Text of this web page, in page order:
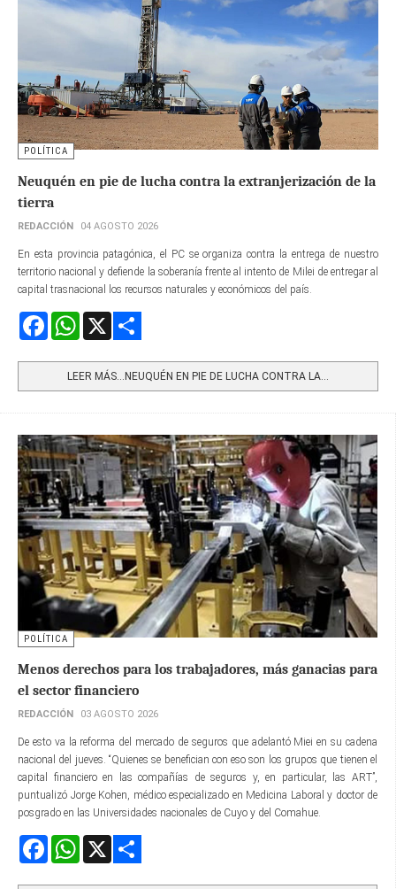
POLÍTICA
Neuquén en pie de lucha contra la extranjerización de la
tierra
REDACCIÓN 04 AGOSTO 2026
En esta provincia patagónica, el PC se organiza contra la entrega de nuestro
territorio nacional y defiende la soberanía frente al intento de Milei de entregar al
capital trasnacional los recursos naturales y económicos del país.
FacebookWhatsApp
LEER MÁS…NEUQUÉN EN PIE DE LUCHA CONTRA LA...
POLÍTICA
Menos derechos para los trabajadores, más ganacias para
el sector financiero
REDACCIÓN 03 AGOSTO 2026
De esto va la reforma del mercado de seguros que adelantó Miei en su cadena
nacional del jueves. “Quienes se benefician con eso son los grupos que tienen el
capital financiero en las compañías de seguros y, en particular, las ART”,
puntualizó Jorge Kohen, médico especializado en Medicina Laboral y doctor de
posgrado en las Universidades nacionales de Cuyo y del Comahue.
FacebookWhatsApp